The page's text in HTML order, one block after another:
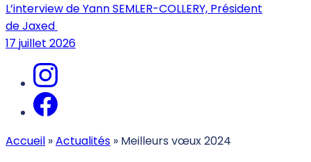
L’interview de Yann SEMLER-COLLERY, Président
de Jaxed
17 juillet 2026
Accueil »Actualités » Meilleurs vœux 2024